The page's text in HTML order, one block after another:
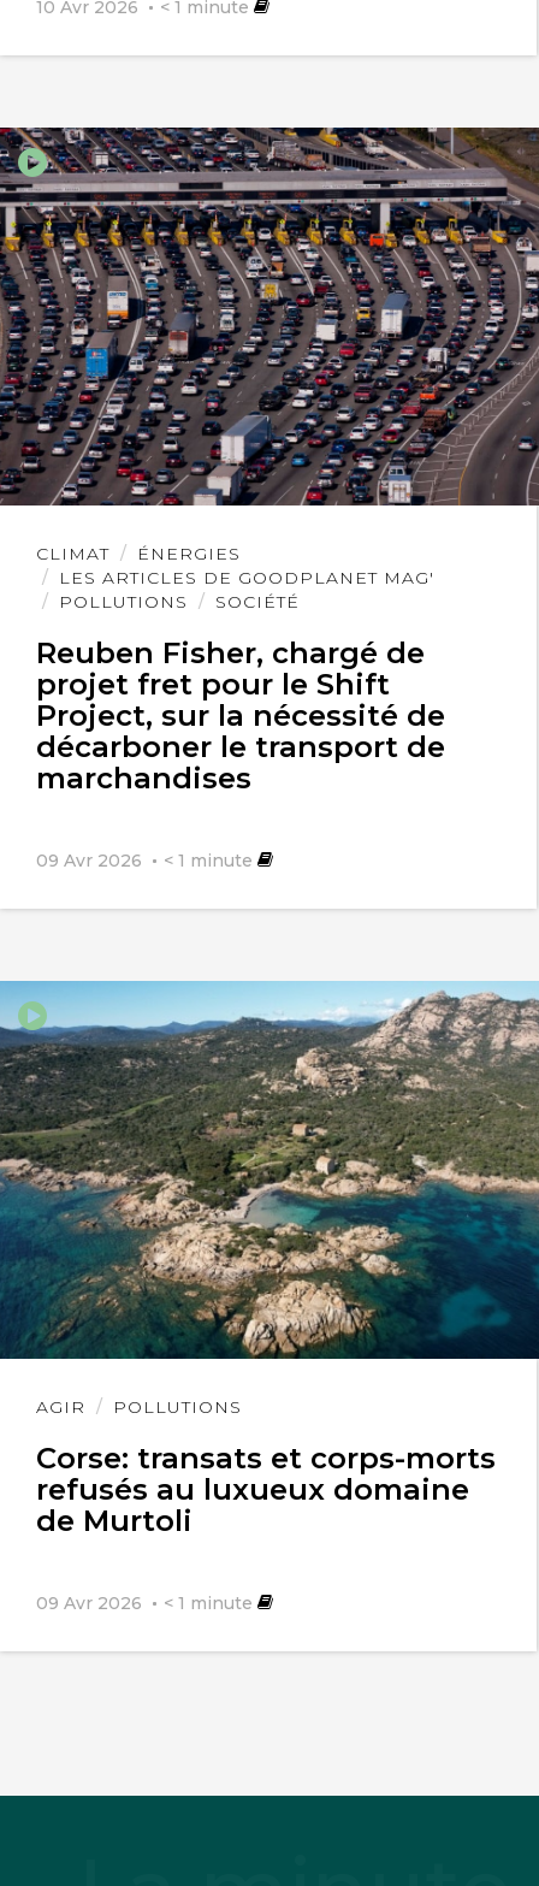
10 Avr 2026 < 1 minute
CLIMAT
ÉNERGIES
LES ARTICLES DE GOODPLANET MAG'
POLLUTIONS
SOCIÉTÉ
Reuben Fisher, chargé de
projet fret pour le Shift
Project, sur la nécessité de
décarboner le transport de
marchandises
09 Avr 2026 < 1 minute
Lire
l'article
AGIR POLLUTIONS
Corse: transats et corps-morts
refusés au luxueux domaine
de Murtoli
09 Avr 2026 < 1 minute
Lire